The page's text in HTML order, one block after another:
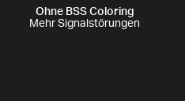
Ohne BSS Coloring
Mehr Signalstörungen